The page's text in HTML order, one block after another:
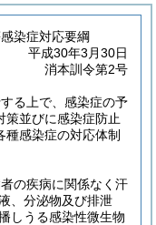
染症対応要綱
平成30年3月30日
消本訓令第2号
る上で、感染症の予
策並びに感染症防止
感染症の対応体制
の疾病に関係なく汗
、分泌物及び排泄
しうる感染性微生物